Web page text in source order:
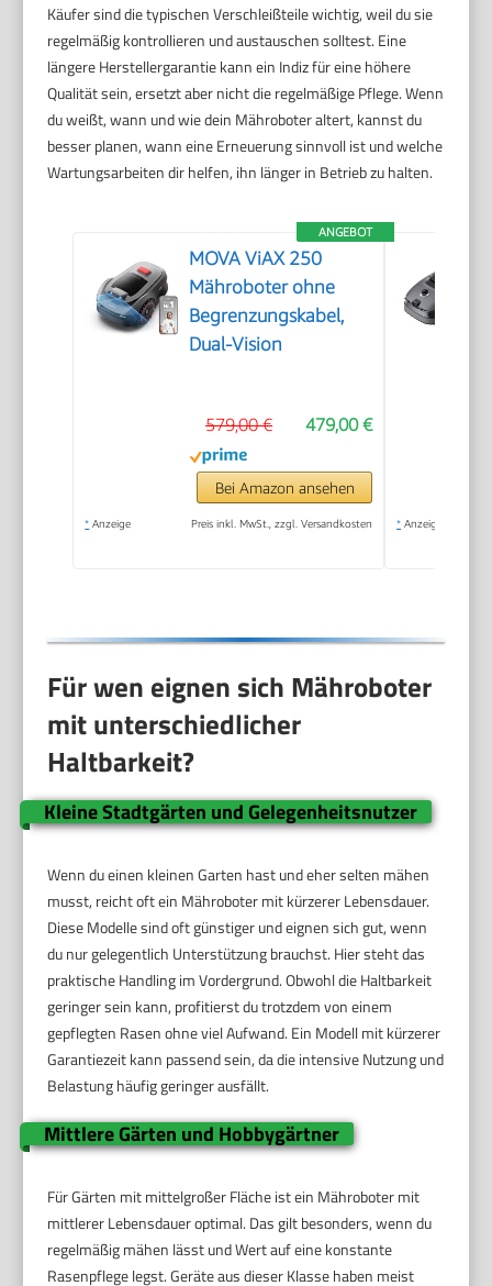
Käufer sind die typischen Verschleißteile wichtig, weil du sie
regelmäßig kontrollieren und austauschen solltest. Eine
längere Herstellergarantie kann ein Indiz für eine höhere
Qualität sein, ersetzt aber nicht die regelmäßige Pflege. Wenn
du weißt, wann und wie dein Mähroboter altert, kannst du
besser planen, wann eine Erneuerung sinnvoll ist und welche
Wartungsarbeiten dir helfen, ihn länger in Betrieb zu halten.
ANGEBOT
MOVA ViAX 250
Mähroboter ohne
Begrenzungskabel,
Dual-Vision
479,00 €
579,00 €
Bei Amazon ansehen
* Anzeige Preis inkl. MwSt., zzgl. Versandkosten * Anzeige
Für wen eignen sich Mähroboter
mit unterschiedlicher
Haltbarkeit?
Kleine Stadtgärten und Gelegenheitsnutzer
Wenn du einen kleinen Garten hast und eher selten mähen
musst, reicht oft ein Mähroboter mit kürzerer Lebensdauer.
Diese Modelle sind oft günstiger und eignen sich gut, wenn
du nur gelegentlich Unterstützung brauchst. Hier steht das
praktische Handling im Vordergrund. Obwohl die Haltbarkeit
geringer sein kann, profitierst du trotzdem von einem
gepflegten Rasen ohne viel Aufwand. Ein Modell mit kürzerer
Garantiezeit kann passend sein, da die intensive Nutzung und
Belastung häufig geringer ausfällt.
Mittlere Gärten und Hobbygärtner
Für Gärten mit mittelgroßer Fläche ist ein Mähroboter mit
mittlerer Lebensdauer optimal. Das gilt besonders, wenn du
regelmäßig mähen lässt und Wert auf eine konstante
Rasenpflege legst. Geräte aus dieser Klasse haben meist